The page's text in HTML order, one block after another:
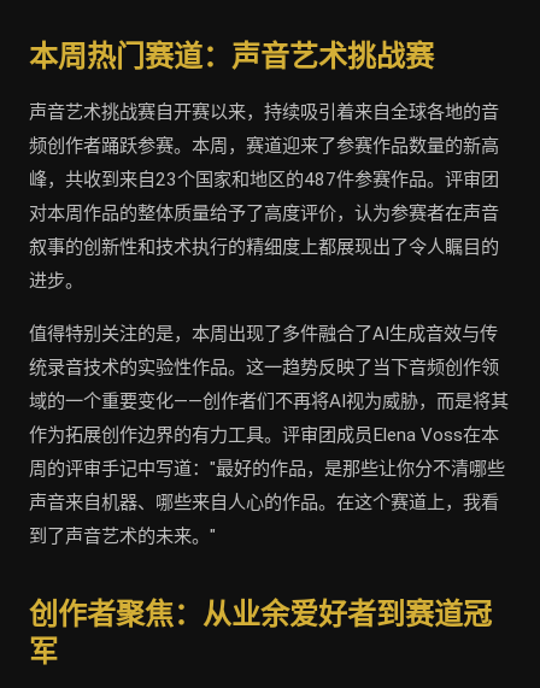
本周热门赛道：声音艺术挑战赛
声音艺术挑战赛自开赛以来，持续吸引着来自全球各地的音
频创作者踊跃参赛。本周，赛道迎来了参赛作品数量的新高
峰，共收到来自23个国家和地区的487件参赛作品。评审团
对本周作品的整体质量给予了高度评价，认为参赛者在声音
叙事的创新性和技术执行的精细度上都展现出了令人瞩目的
进步。
值得特别关注的是，本周出现了多件融合了AI生成音效与传
统录音技术的实验性作品。这一趋势反映了当下音频创作领
域的一个重要变化——创作者们不再将AI视为威胁，而是将其
作为拓展创作边界的有力工具。评审团成员Elena Voss在本
周的评审手记中写道："最好的作品，是那些让你分不清哪些
声音来自机器、哪些来自人心的作品。在这个赛道上，我看
到了声音艺术的未来。"
创作者聚焦：从业余爱好者到赛道冠
军